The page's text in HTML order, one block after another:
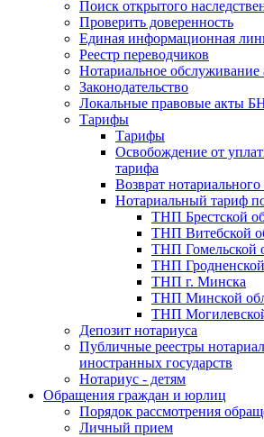
Поиск открытого
Проверить доверенность
Единая информационная
Реестр переводчиков
Нотариальное обслуживание
Законодательство
Локальные правовые акты
Тарифы
Тарифы
Освобождение от
тарифа
Возврат
Нотариальный тариф
ТНП Брестской
ТНП Витебской
ТНП Гомельской
ТНП Гродненской
ТНП г. Минска
ТНП Минской
ТНП
Депозит нотариуса
Публичные реестры
иностранных государств
Нотариус - детям
Обращения граждан и юрлиц
Порядок рассмотрения
Личный прием